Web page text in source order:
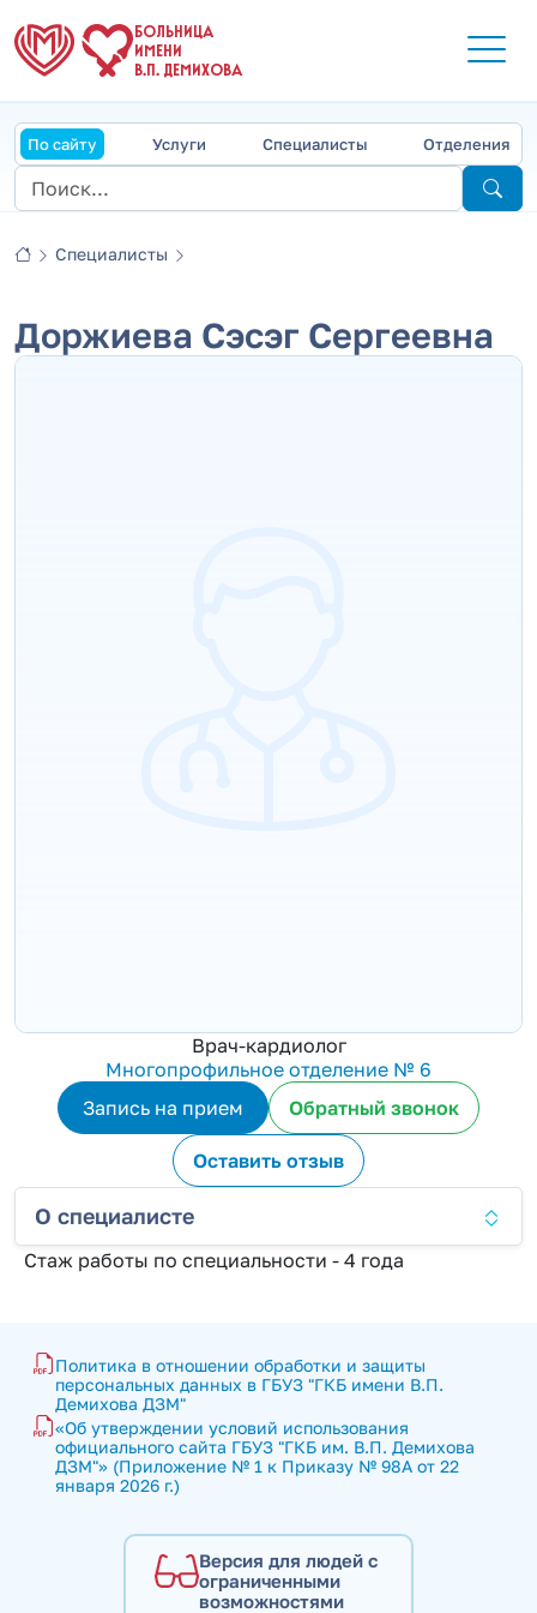
БОЛЬНИЦА
ИМЕНИ
В.П. ДЕМИХОВА
По сайту Услуги Специалисты Отделения
Специалисты
Доржиева Сэсэг Сергеевна
Врач-кардиолог
Многопрофильное отделение № 6
Запись на прием
Обратный звонок
Оставить отзыв
О специалисте
Стаж работы по специальности - 4 года
Политика в отношении обработки и защиты
персональных данных в ГБУЗ "ГКБ имени В.П.
Демихова ДЗМ"
«Об утверждении условий использования
официального сайта ГБУЗ "ГКБ им. В.П. Демихова
ДЗМ"» (Приложение № 1 к Приказу № 98А от 22
января 2026 г.)
Версия для людей с
ограниченными
возможностями